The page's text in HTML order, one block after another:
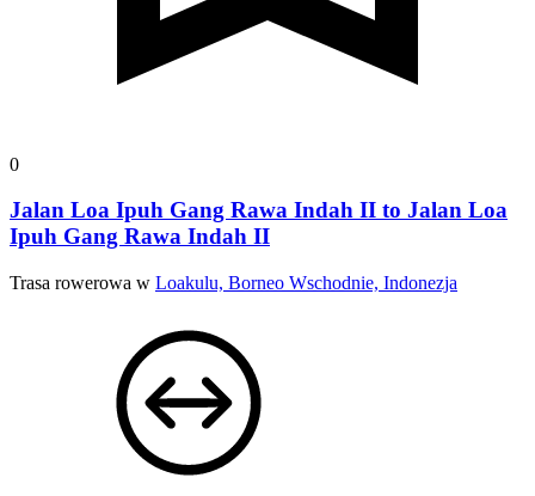
0
Jalan Loa Ipuh Gang Rawa Indah II to Jalan Loa
Ipuh Gang Rawa Indah II
Trasa rowerowa w Loakulu, Borneo Wschodnie, Indonezja